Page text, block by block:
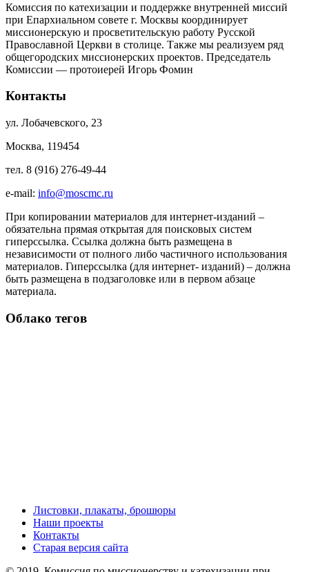
Комиссия по катехизации и поддержке внутренней миссий
при Епархиальном совете г. Москвы координирует
миссионерскую и просветительскую работу Русской
Православной Церкви в столице. Также мы реализуем ряд
общегородских миссионерских проектов. Председатель
Комиссии — протоиерей Игорь Фомин
Контакты
ул. Лобачевского, 23
Москва, 119454
тел. 8 (916) 276-49-44
e-mail: info@moscmc.ru
При копировании материалов для интернет-изданий –
обязательна прямая открытая для поисковых систем
гиперссылка. Ссылка должна быть размещена в
независимости от полного либо частичного использования
материалов. Гиперссылка (для интернет- изданий) – должна
быть размещена в подзаголовке или в первом абзаце
материала.
Облако тегов
Листовки, плакаты, брошюры
Наши проекты
Контакты
Старая версия сайта